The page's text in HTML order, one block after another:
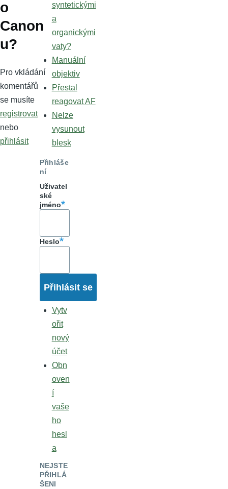
o
Canon
u?
Pro vkládání
komentářů
se musíte
registrovat
nebo
přihlásit
syntetickými
a
organickými
vaty?
Manuální
objektiv
Přestal
reagovat AF
Nelze
vysunout
blesk
Přihláše
ní
Uživatel
ské
jméno
Heslo
Vytv
ořit
nový
účet
Obn
oven
í
vaše
ho
hesl
a
NEJSTE
PŘIHLÁ
ŠENI